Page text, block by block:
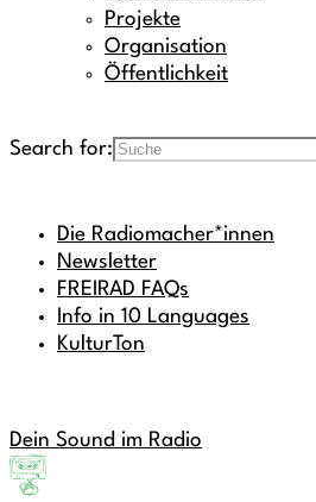
Projekte
Organisation
Öffentlichkeit
Search for:
Die Radiomacher*innen
Newsletter
FREIRAD FAQs
Info in 10 Languages
KulturTon
Dein Sound im Radio